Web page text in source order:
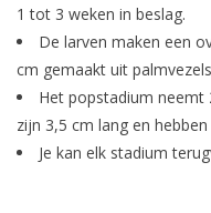
1 tot 3 weken in beslag.
De larven maken een
cm gemaakt uit
Het popstadium neemt
zijn 3,5 cm lang en
Je kan elk stadium